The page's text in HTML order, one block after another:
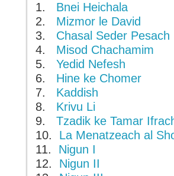
1. Bnei Heichala
2. Mizmor le David
3. Chasal Seder Pesach
4. Misod Chachamim
5.Yedid Nefesh
6. Hine ke Chomer
7. Kaddish
8. Krivu Li
9.Tzadik ke Tamar
10. La Menatzeach al
11. Nigun I
12. Nigun II